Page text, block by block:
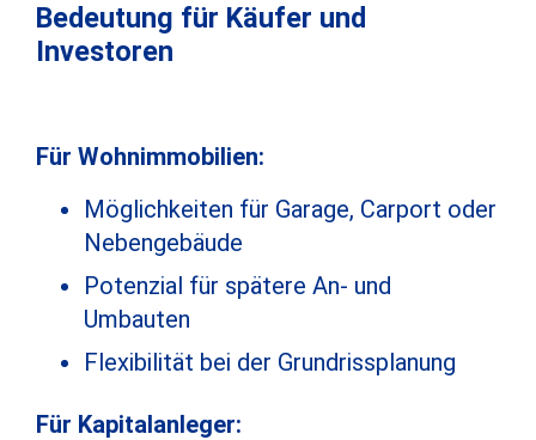
Bedeutung für Käufer und
Investoren
Für Wohnimmobilien:
Möglichkeiten für Garage, Carport oder
Nebengebäude
Potenzial für spätere An- und
Umbauten
Flexibilität bei der Grundrissplanung
Für Kapitalanleger: